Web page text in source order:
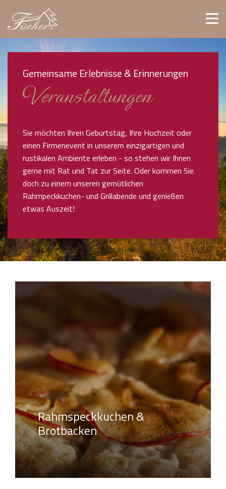
Veranstaltungen
Gemeinsame Erlebnisse & Erinnerungen
Sie möchten Ihren Geburtstag, Ihre Hochzeit oder
einen Firmenevent in unserem einzigartigen und
rustikalen Ambiente erleben - so stehen wir Ihnen
gerne mit Rat und Tat zur Seite. Oder kommen Sie
doch zu einem unseren gemütlichen
Rahmpeckkuchen- und Grillabende und genießen
etwas Auszeit!
Rahmspeckkuchen &
Brotbacken